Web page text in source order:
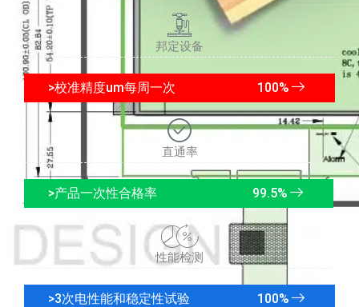
邦定设备
>校准精度um每周一次 100%
直通率
>产品一次性合格率 99.5%
性能检测
>3次电性能和稳定性试验 100%